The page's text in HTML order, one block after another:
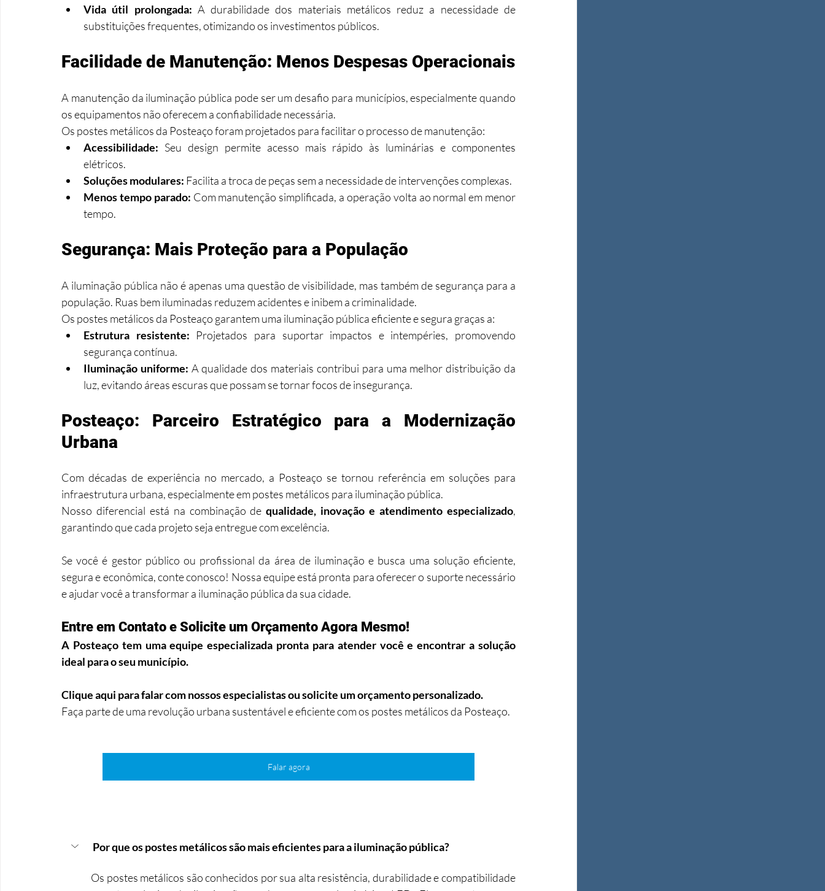
Vida útil prolongada: A durabilidade dos materiais metálicos reduz a necessidade de
substituições frequentes, otimizando os investimentos públicos.
Facilidade de Manutenção: Menos Despesas Operacionais
A manutenção da iluminação pública pode ser um desafio para municípios, especialmente quando
os equipamentos não oferecem a confiabilidade necessária.
Os postes metálicos da Posteaço foram projetados para facilitar o processo de manutenção:
Acessibilidade: Seu design permite acesso mais rápido às luminárias e componentes
elétricos.
Soluções modulares: Facilita a troca de peças sem a necessidade de intervenções complexas.
Menos tempo parado: Com manutenção simplificada, a operação volta ao normal em menor
tempo.
Segurança: Mais Proteção para a População
A iluminação pública não é apenas uma questão de visibilidade, mas também de segurança para a
população. Ruas bem iluminadas reduzem acidentes e inibem a criminalidade.
Os postes metálicos da Posteaço garantem uma iluminação pública eficiente e segura graças a:
Estrutura resistente: Projetados para suportar impactos e intempéries, promovendo
segurança contínua.
Iluminação uniforme: A qualidade dos materiais contribui para uma melhor distribuição da
luz, evitando áreas escuras que possam se tornar focos de insegurança.
Posteaço: Parceiro Estratégico para a Modernização
Urbana
Com décadas de experiência no mercado, a Posteaço se tornou referência em soluções para
infraestrutura urbana, especialmente em postes metálicos para iluminação pública.
Nosso diferencial está na combinação de qualidade, inovação e atendimento especializado,
garantindo que cada projeto seja entregue com excelência.
Se você é gestor público ou profissional da área de iluminação e busca uma solução eficiente,
segura e econômica, conte conosco! Nossa equipe está pronta para oferecer o suporte necessário
e ajudar você a transformar a iluminação pública da sua cidade.
Entre em Contato e Solicite um Orçamento Agora Mesmo!
A Posteaço tem uma equipe especializada pronta para atender você e encontrar a solução
ideal para o seu município.
Clique aqui para falar com nossos especialistas ou solicite um orçamento personalizado.
Faça parte de uma revolução urbana sustentável e eficiente com os postes metálicos da Posteaço.
Falar agora
Por que os postes metálicos são mais eficientes para a iluminação pública?
Os postes metálicos são conhecidos por sua alta resistência, durabilidade e compatibilidade